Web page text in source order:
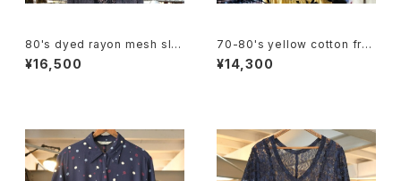
80's dyed rayon mesh sle
eve long Dress
¥16,500
70-80's yellow cotton fre
nch sleeve blouse Dress
¥14,300